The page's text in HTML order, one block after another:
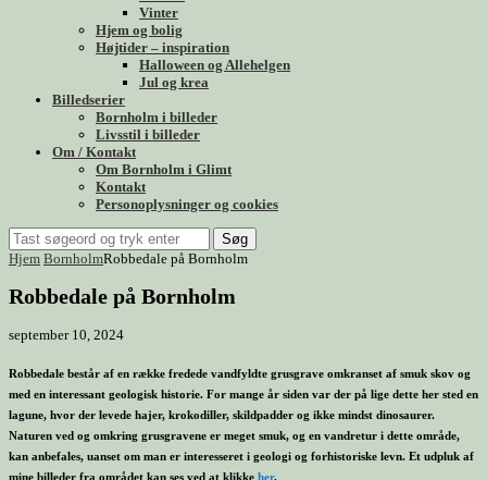
Vinter
Hjem og bolig
Højtider – inspiration
Halloween og Allehelgen
Jul og krea
Billedserier
Bornholm i billeder
Livsstil i billeder
Om / Kontakt
Om Bornholm i Glimt
Kontakt
Personoplysninger og cookies
Søg
Hjem BornholmRobbedale på Bornholm
Robbedale på Bornholm
september 10, 2024
Robbedale består af en række fredede vandfyldte grusgrave omkranset af smuk skov og
med en interessant geologisk historie. For mange år siden var der på lige dette her sted en
lagune, hvor der levede hajer, krokodiller, skildpadder og ikke mindst dinosaurer.
Naturen ved og omkring grusgravene er meget smuk, og en vandretur i dette område,
kan anbefales, uanset om man er interesseret i geologi og forhistoriske levn. Et udpluk af
mine billeder fra området kan ses ved at klikke her.